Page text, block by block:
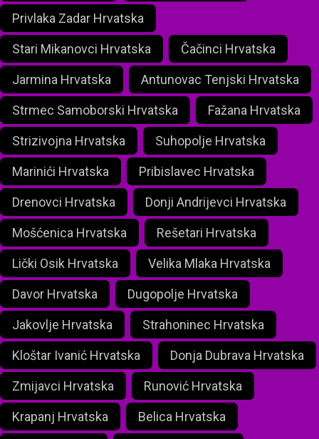
Privlaka Zadar Hrvatska
Stari Mikanovci Hrvatska Čačinci Hrvatska
Jarmina Hrvatska Antunovac Tenjski Hrvatska
Strmec Samoborski Hrvatska Fažana Hrvatska
Strizivojna Hrvatska Suhopolje Hrvatska
Marinići Hrvatska Pribislavec Hrvatska
Drenovci Hrvatska Donji Andrijevci Hrvatska
Mošćenica Hrvatska Rešetari Hrvatska
Lički Osik Hrvatska Velika Mlaka Hrvatska
Davor Hrvatska Dugopolje Hrvatska
Jakovlje Hrvatska Strahoninec Hrvatska
Kloštar Ivanić Hrvatska Donja Dubrava Hrvatska
Zmijavci Hrvatska Runović Hrvatska
Krapanj Hrvatska Belica Hrvatska